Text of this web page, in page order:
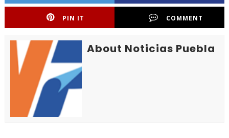
PIN IT COMMENT
About Noticias Puebla